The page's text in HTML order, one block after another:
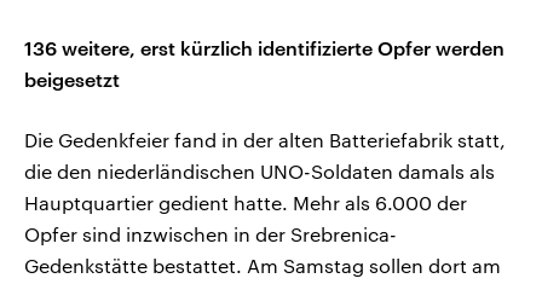
136 weitere, erst kürzlich identifizierte Opfer werden
beigesetzt
Die Gedenkfeier fand in der alten Batteriefabrik statt,
die den niederländischen UNO-Soldaten damals als
Hauptquartier gedient hatte. Mehr als 6.000 der
Opfer sind inzwischen in der Srebrenica-
Gedenkstätte bestattet. Am Samstag sollen dort am